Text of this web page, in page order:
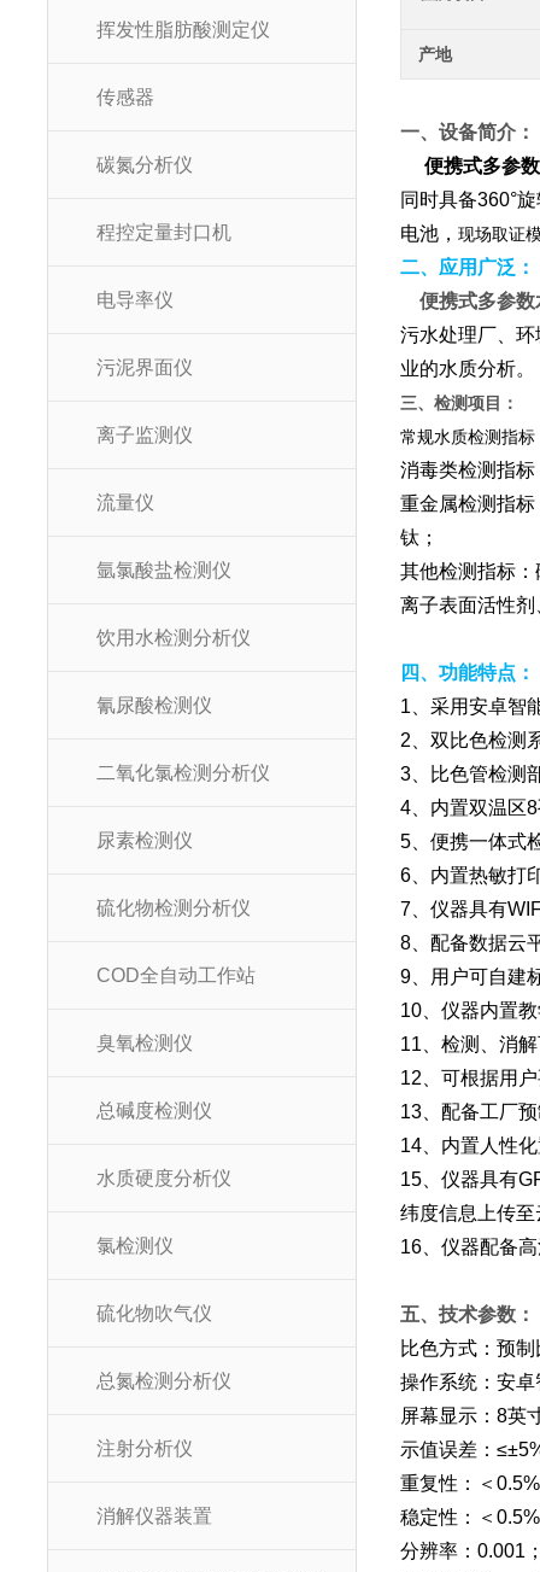
挥发性脂肪酸测定仪
传感器
碳氮分析仪
程控定量封口机
电导率仪
污泥界面仪
离子监测仪
流量仪
氩氯酸盐检测仪
饮用水检测分析仪
氰尿酸检测仪
二氧化氯检测分析仪
尿素检测仪
硫化物检测分析仪
COD全自动工作站
臭氧检测仪
总碱度检测仪
水质硬度分析仪
氯检测仪
硫化物吹气仪
总氮检测分析仪
注射分析仪
消解仪器装置
产地
一、设备简介
便携式多参
同时具备360°
电池，现场取证
二、应用广泛
便携式多参
污水处理厂、
业的水质分析
三、检测项目：
常规水质检测指
消毒类检测指
重金属检测指
钛；
其他检测指标
离子表面活性
四、功能特点：
1、采用安卓智
2、双比色检测
3、比色管检测
4、内置双温区
5、便携一体式
6、内置热敏打
7、仪器具有
8、配备数据云
9、用户可自建
10、仪器内置
11、检测、消
12、可根据用
13、配备工厂
14、内置人性
15、仪器具有
纬度信息上传
16、仪器配备
五、技术参数
比色方式：预
操作系统：安
屏幕显示：8英
示值误差：
重复性：＜
稳定性：＜
分辨率：0.001